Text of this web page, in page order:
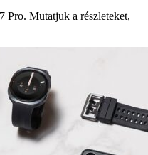
Pro. Mutatjuk a részleteket,